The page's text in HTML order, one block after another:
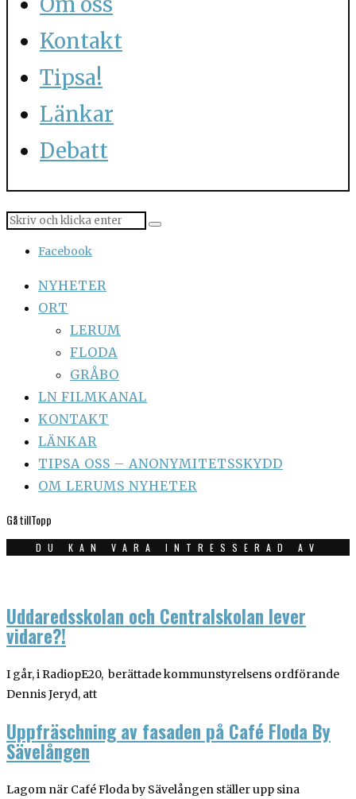
Kontakt
Tipsa!
Länkar
Debatt
Facebook
NYHETER
ORT
LERUM
FLODA
GRÅBO
LN FILMKANAL
KONTAKT
LÄNKAR
TIPSA OSS – ANONYMITETSSKYDD
OM LERUMS NYHETER
Gå tillTopp
DU KAN VARA INTRESSERAD AV
Uddaredsskolan och Centralskolan lever
vidare?!
I går, i RadiopE20, berättade kommunstyrelsens ordförande
Dennis Jeryd, att
Uppfräschning av fasaden på Café Floda By
Sävelången
Lagom när Café Floda by Sävelången ställer upp sina